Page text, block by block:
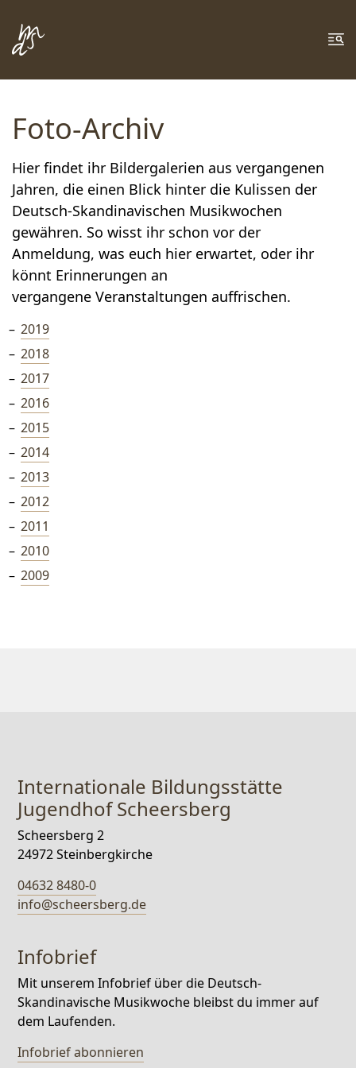
Zum Inhalt springen
Zur Fußzeile springen
Foto-Archiv
Hier findet ihr Bildergalerien aus vergangenen
Jahren, die einen Blick hinter die Kulissen der
Deutsch-Skandinavischen Musikwochen
gewähren. So wisst ihr schon vor der
Anmeldung, was euch hier erwartet, oder ihr
könnt Erinnerungen an
vergangene Veranstaltungen auffrischen.
2019
2018
2017
2016
2015
2014
2013
2012
2011
2010
2009
Internationale Bildungsstätte
Jugendhof Scheersberg
Scheersberg 2
24972 Steinbergkirche
04632 8480-0
info@scheersberg.de
Infobrief
Mit unserem Infobrief über die Deutsch-
Skandinavische Musikwoche bleibst du immer auf
dem Laufenden.
Infobrief abonnieren